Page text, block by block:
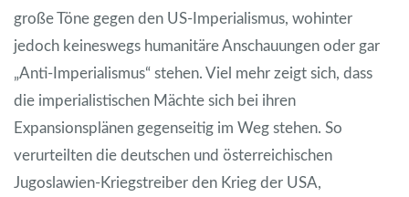
große Töne gegen den US-Imperialismus, wohinter
jedoch keineswegs humanitäre Anschauungen oder gar
„Anti-Imperialismus“ stehen. Viel mehr zeigt sich, dass
die imperialistischen Mächte sich bei ihren
Expansionsplänen gegenseitig im Weg stehen. So
verurteilten die deutschen und österreichischen
Jugoslawien-Kriegstreiber den Krieg der USA,